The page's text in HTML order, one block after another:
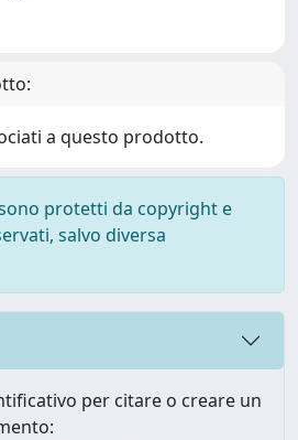
a questo prodotto.
protetti da copyright e
salvo diversa
per citare o creare un